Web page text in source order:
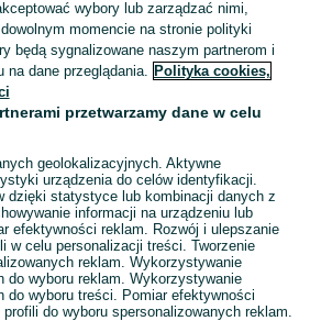
Szeroki wybór pierścionków Wołomin ▶️ srebrne, złote, z kamieniami i zaręczynowe ✅ Nowe i używane w atrakcyjnych cenach ✌ Znajdź oferty na OLX.pl! Zobacz
wybory lub zarządzać nimi,
momencie na stronie polityki
będą sygnalizowane naszym partnerom i
na dane przeglądania. Polityka cookies,
przetwarzamy dane w celu
geolokalizacyjnych. Aktywne
urządzenia do celów identyfikacji.
dzięki statystyce lub kombinacji danych z
informacji na urządzeniu lub
efektywności reklam. Rozwój i ulepszanie
w celu personalizacji treści. Tworzenie
reklam. Wykorzystywanie
do wyboru reklam. Wykorzystywanie
do wyboru treści. Pomiar efektywności
do wyboru spersonalizowanych reklam.